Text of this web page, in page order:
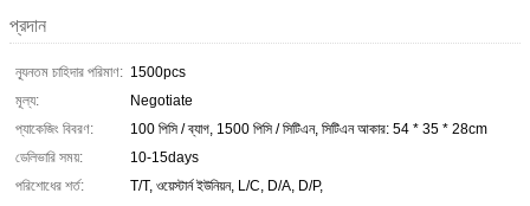
প্রদান
ন্যূনতম চাহিদার পরিমাণ: 1500pcs
মূল্য:
Negotiate
প্যাকেজিং বিবরণ:
100 পিসি / ব্যাগ, 1500 পিসি / সিটিএন, সিটিএন আকার: 54 * 35 * 28cm
ডেলিভারি সময়:
10-15days
পরিশোধের শর্ত:
T/T, ওয়েস্টার্ন ইউনিয়ন, L/C, D/A, D/P,